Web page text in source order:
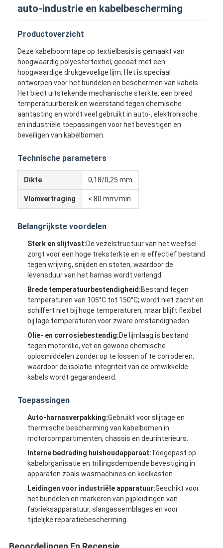
Huis
Producten
auto-industrie en kabelbescherming
Productoverzicht
Deze kabelboomtape op textielbasis is gemaakt van
hoogwaardig polyestertextiel, gecoat met een
hoogwaardige drukgevoelige lijm. Het is speciaal
ontworpen voor het bundelen en beschermen van kabels.
Het biedt uitstekende mechanische sterkte, een breed
temperatuurbereik en weerstand tegen chemische
aantasting en wordt veel gebruikt in auto-, elektronische
en industriële toepassingen voor het bevestigen en
beveiligen van kabelbomen.
Technische parameters
Dikte 0,18/0,25 mm
Vlamvertraging < 80 mm/min
Belangrijkste voordelen
Sterk en slijtvast:De vezelstructuur van het weefsel
zorgt voor een hoge treksterkte en is effectief bestand
tegen wrijving, snijden en stoten, waardoor de
levensduur van het harnas wordt verlengd.
Brede temperatuurbestendigheid:Bestand tegen
temperaturen van 105°C tot 150°C; wordt niet zacht en
schilfert niet bij hoge temperaturen, maar blijft flexibel
bij lage temperaturen voor zware omstandigheden.
Olie- en corrosiebestendig:De lijmlaag is bestand
tegen motorolie, vet en gewone chemische
oplosmiddelen zonder op te lossen of te corroderen,
waardoor de isolatie-integriteit van de omwikkelde
kabels wordt gegarandeerd.
Toepassingen
Auto-harnasverpakking:Gebruikt voor slijtage en
thermische bescherming van kabelbomen in
motorcompartimenten, chassis en deurinterieurs.
Interne bedrading huishoudapparaat:Toegepast op
kabelorganisatie en trillingsdempende bevestiging in
apparaten zoals wasmachines en koelkasten.
Leidingen voor industriële apparatuur:Geschikt voor
het bundelen en markeren van pijpleidingen van
fabrieksapparatuur, slangassemblages en voor
tijdelijke reparatiebescherming.